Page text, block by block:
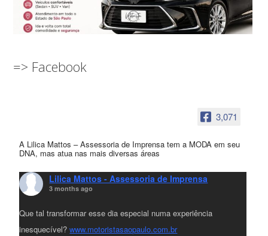
=> Facebook
3,071
A Lilica Mattos – Assessoria de Imprensa tem a MODA em seu
DNA, mas atua nas mais diversas áreas
Lilica Mattos - Assessoria de Imprensa
3 months ago
Que tal transformar esse dia especial numa experiência
inesquecível?www.motoristasaopaulo.com.br